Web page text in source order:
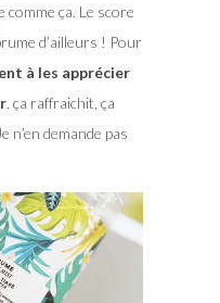
comme ça. Le score
d’ailleurs ! Pour
à les apprécier
. ça raffraichit, ça
demande pas